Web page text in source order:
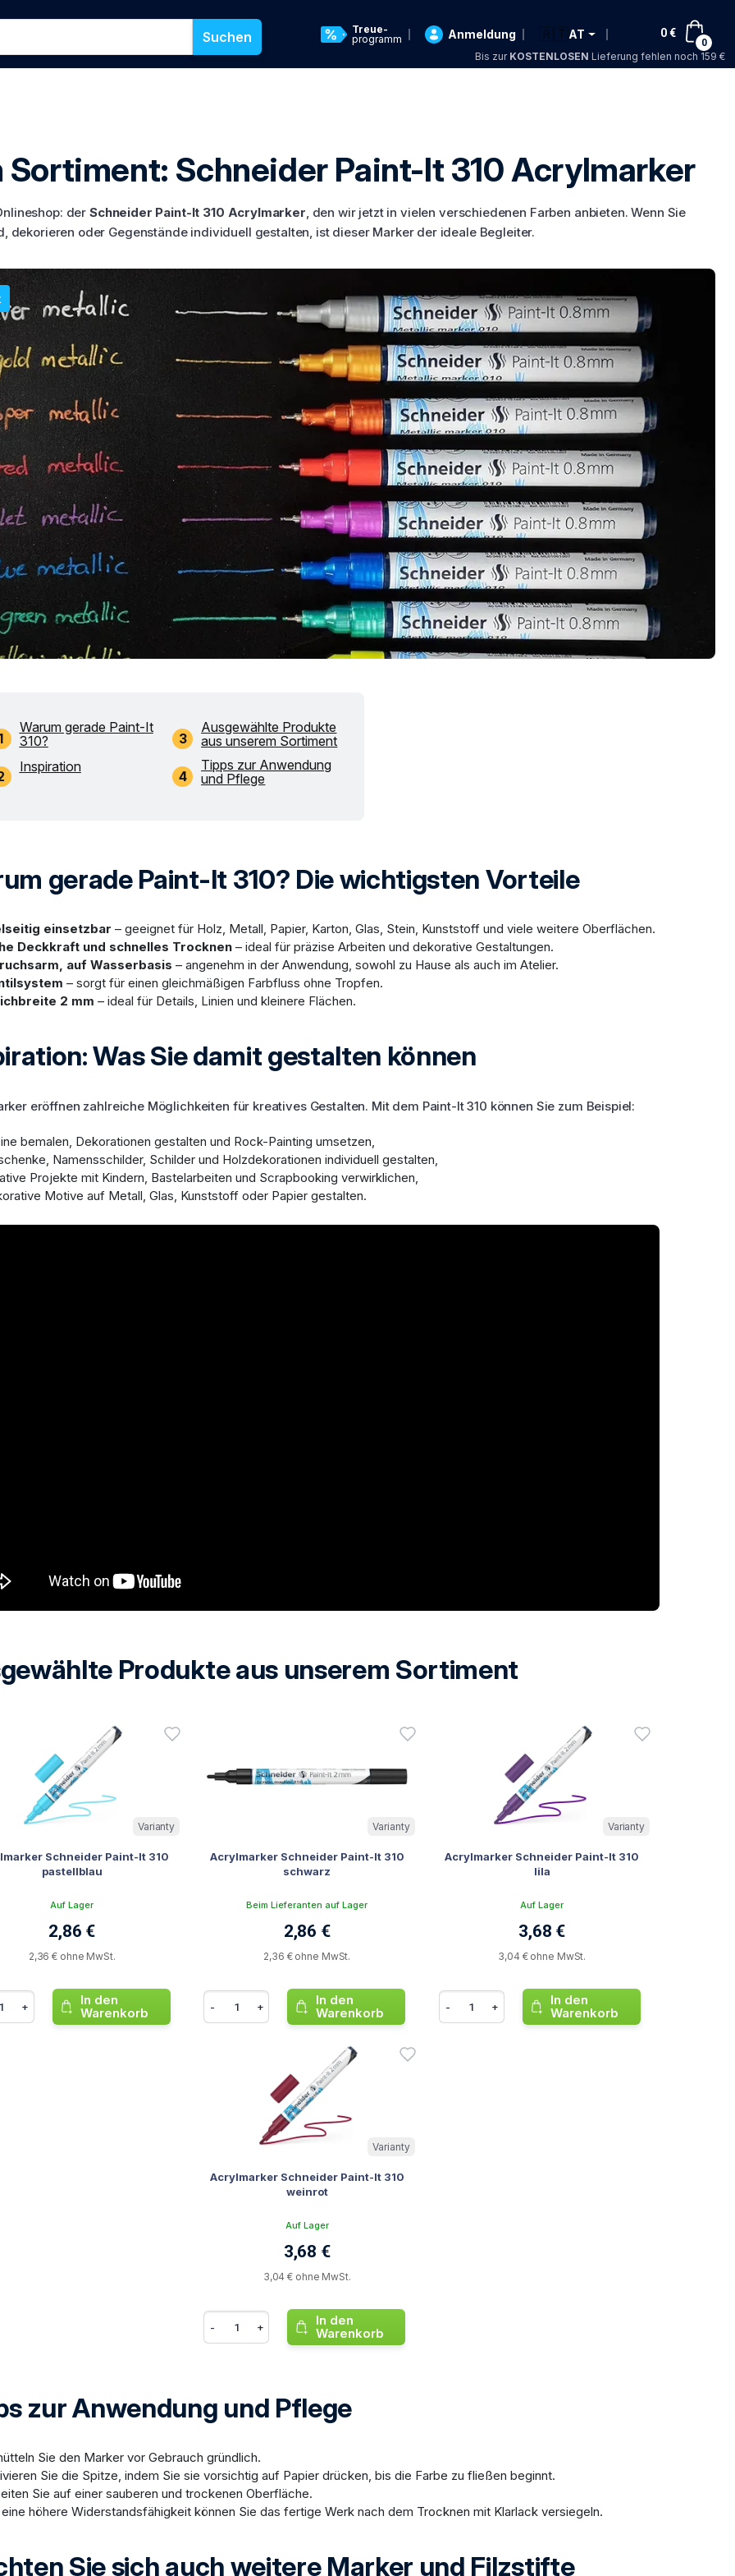
oder eine Kategorie für die Suche in unserem Online-Shop ein
Suchen
Treue-
programm
Anmeldung 🇦🇹AT 0€
0
Bis zur KOSTENLOSEN Lieferung fehlen noch 159 €
Sortiment: Schneider Paint-It 310 Acrylmarker
der Schneider Paint-It 310 Acrylmarker, den wir jetzt in vielen verschiedenen Farben anbieten. Wenn Sie
dekorieren oder Gegenstände individuell gestalten, ist dieser Marker der ideale Begleiter.
Warum gerade Paint-It
310?
Inspiration
Ausgewählte Produkte
aus unserem Sortiment
Tipps zur Anwendung
und Pflege
gerade Paint-It 310? Die wichtigsten Vorteile
einsetzbar – geeignet für Holz, Metall, Papier, Karton, Glas, Stein, Kunststoff und viele weitere Oberflächen.
Deckkraft und schnelles Trocknen– ideal für präzise Arbeiten und dekorative Gestaltungen.
auf Wasserbasis – angenehm in der Anwendung, sowohl zu Hause als auch im Atelier.
– sorgt für einen gleichmäßigen Farbfluss ohne Tropfen.
2 mm – ideal für Details, Linien und kleinere Flächen.
Was Sie damit gestalten können
eröffnen zahlreiche Möglichkeiten für kreatives Gestalten. Mit dem Paint-It 310 können Sie zum Beispiel:
bemalen, Dekorationen gestalten und Rock-Painting umsetzen,
Namensschilder, Schilder und Holzdekorationen individuell gestalten,
Projekte mit Kindern, Bastelarbeiten und Scrapbooking verwirklichen,
Motive auf Metall, Glas, Kunststoff oder Papier gestalten.
Produkte aus unserem Sortiment
Varianty
Schneider Paint-It 310
pastellblau
Auf Lager
2,86 €
2,36 € ohne MwSt.
+
In den
Warenkorb
Varianty
Acrylmarker Schneider Paint-It 310
schwarz
Beim Lieferanten auf Lager
2,86 €
2,36 € ohne MwSt.
- +
In den
Warenkorb
Varianty
Acrylmarker Schneider Paint-It 310
lila
Auf Lager
3,68 €
3,04 € ohne MwSt.
- +
In den
Warenkorb
Varianty
Acrylmarker Schneider Paint-It 310
weinrot
Auf Lager
3,68 €
3,04 € ohne MwSt.
- +
In den
Warenkorb
zur Anwendung und Pflege
Sie den Marker vor Gebrauch gründlich.
Sie die Spitze, indem Sie sie vorsichtig auf Papier drücken, bis die Farbe zu fließen beginnt.
Sie auf einer sauberen und trockenen Oberfläche.
eine höhere Widerstandsfähigkeit können Sie das fertige Werk nach dem Trocknen mit Klarlack versiegeln.
Sie sich auch weitere Marker und Filzstifte